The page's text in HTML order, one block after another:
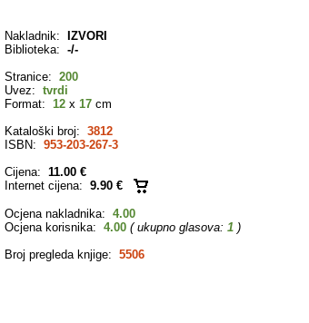
Nakladnik:
IZVORI
Biblioteka: -/-
Stranice: 200
Uvez: tvrdi
Format: 12 x 17 cm
Kataloški broj: 3812
ISBN: 953-203-267-3
Cijena: 11.00 €
Internet cijena: 9.90 €
Ocjena nakladnika: 4.00
Ocjena korisnika: 4.00 ( ukupno glasova: 1 )
Broj pregleda knjige: 5506